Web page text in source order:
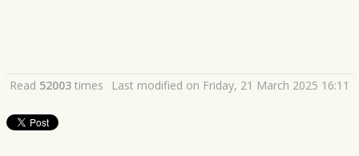
Read 52003 times Last modified on Friday, 21 March 2025 16:11